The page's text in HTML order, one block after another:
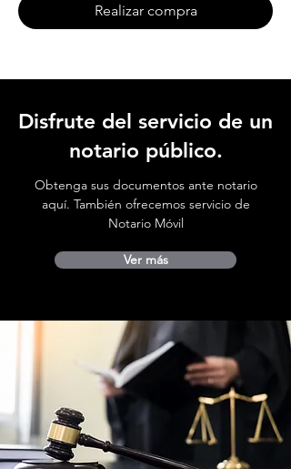
Realizar compra
Disfrute del servicio de un
notario público.
Obtenga sus documentos ante notario
aquí. También ofrecemos servicio de
Notario Móvil
Ver más